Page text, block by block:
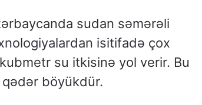
sudan səmərəli
isitifadə çox
su itkisinə yol verir. Bu
böyükdür.